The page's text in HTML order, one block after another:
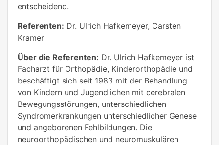
entscheidend.
Referenten: Dr. Ulrich Hafkemeyer, Carsten
Kramer
Über die Referenten: Dr. Ulrich Hafkemeyer ist
Facharzt für Orthopädie, Kinderorthopädie und
beschäftigt sich seit 1983 mit der Behandlung
von Kindern und Jugendlichen mit cerebralen
Bewegungsstörungen, unterschiedlichen
Syndromerkrankungen unterschiedlicher Genese
und angeborenen Fehlbildungen. Die
neuroorthopädischen und neuromuskulären